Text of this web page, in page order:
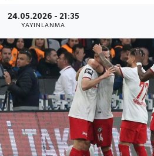
24.05.2026 - 21:35
YAYINLANMA